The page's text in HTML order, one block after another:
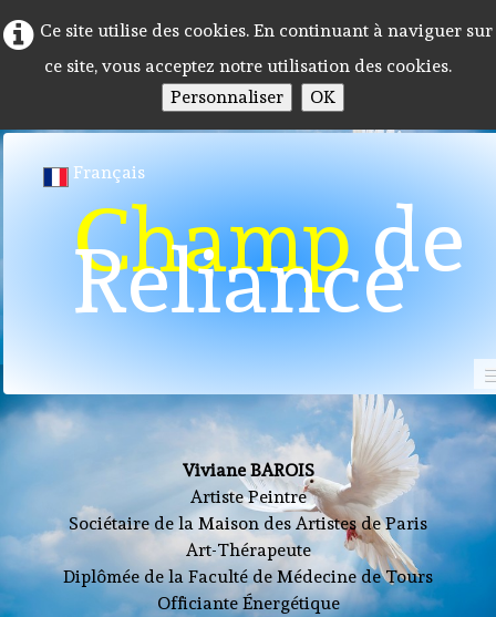
Ce site utilise des cookies. En continuant à naviguer sur
ce site, vous acceptez notre utilisation des cookies.
Personnaliser
OK
Français
Champde
Reliance
Accueil
Programme 2026
Photos▼
Tarifs
Livres
Photos
Toiles
Viviane BAROIS
Artiste Peintre
Sociétaire de la Maison des Artistes de Paris
Art-Thérapeute
Diplômée de la Faculté de Médecine de Tours
Officiante Énergétique